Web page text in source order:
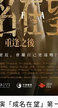
「成名在望」第